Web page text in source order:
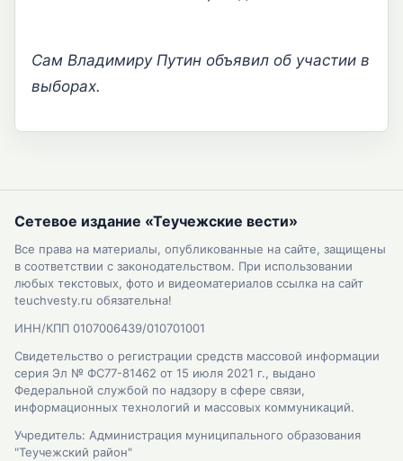
Сам Владимиру Путин объявил об участии в
выборах.
Сетевое издание «Теучежские вести»
Все права на материалы, опубликованные на сайте, защищены
в соответствии с законодательством. При использовании
любых текстовых, фото и видеоматериалов ссылка на сайт
teuchvesty.ru обязательна!
ИНН/КПП 0107006439/010701001
Свидетельство о регистрации средств массовой информации
серия Эл № ФС77-81462 от 15 июля 2021 г., выдано
Федеральной службой по надзору в сфере связи,
информационных технологий и массовых коммуникаций.
Учредитель: Администрация муниципального образования
"Теучежский район"